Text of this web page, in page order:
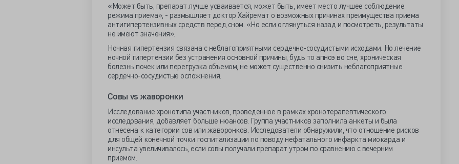
«Может быть, препарат лучше усваивается, может быть, имеет место лучшее соблюдение
режима приема», - размышляет доктор Хайремат о возможных причинах преимущества приема
антигипертензивных средств перед сном. «Но если оглянуться назад и посмотреть, результаты
не имеют значения».
Ночная гипертензия связана с неблагоприятными сердечно-сосудистыми исходами. Но лечение
ночной гипертензии без устранения основной причины, будь то апноэ во сне, хроническая
болезнь почек или перегрузка объемом, не может существенно снизить неблагоприятные
сердечно-сосудистые осложнения.
Совы vs жаворонки
Исследование хронотипа участников, проведенное в рамках хронотерапевтического
исследования, добавляет больше нюансов. Группа участников заполнила анкеты и была
отнесена к категории сов или жаворонков. Исследователи обнаружили, что отношение рисков
для общей конечной точки госпитализации по поводу нефатального инфаркта миокарда и
инсульта увеличивалось, если совы получали препарат утром по сравнению с вечерним
приемом.